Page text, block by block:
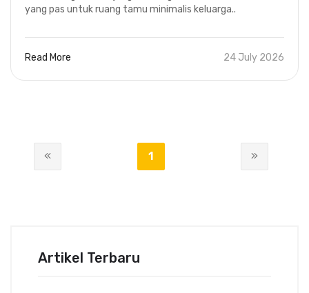
yang pas untuk ruang tamu minimalis keluarga..
Read More 24 July 2026
1
Artikel Terbaru